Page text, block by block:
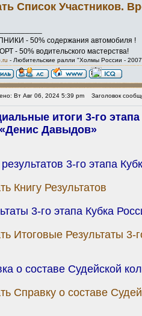
Список Участников.
- 50% содержания автомобиля !
- 50% водительского мастерства!
- Любительские ралли "Холмы России -
Вт Авг 06, 2024 5:39 pm Заголовок
итоги 3-го
Давыдов»
3-го этапа
Книгу Результатов
3-го этапа Кубка
Итоговые Результаты 3-
о составе Судейской
Справку о составе